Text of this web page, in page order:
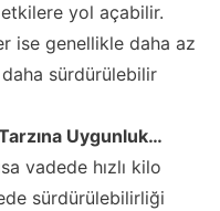
etkilere yol açabilir.
ise genellikle daha az
sürdürülebilir
Uygunluk…
vadede hızlı kilo
sürdürülebilirliği